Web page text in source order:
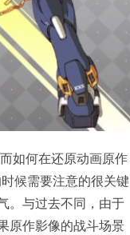
如何在还原动画原作
候需要注意的很关键
。与过去不同，由于
原作影像的战斗场景